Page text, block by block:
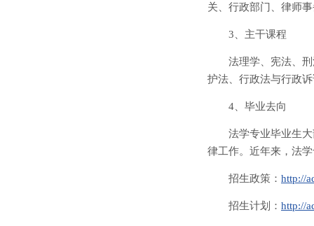
关、行政部门、律师
3、主干课程
法理学、宪法、
护法、行政法与行政
4、毕业去向
法学专业毕业生
律工作。近年来，法
招生政策： http://
招生计划： http://